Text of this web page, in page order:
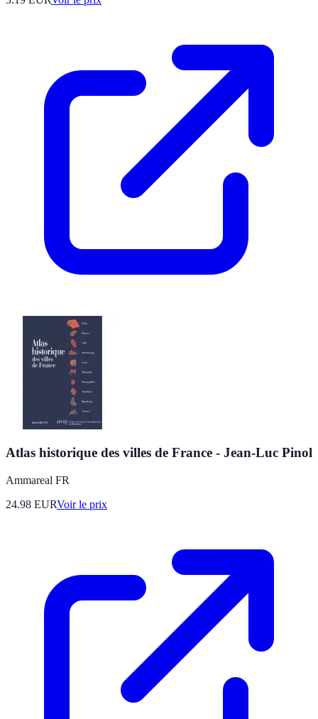
Atlas historique des villes de France - Jean-Luc Pinol
Ammareal FR
24.98 EURVoir le prix